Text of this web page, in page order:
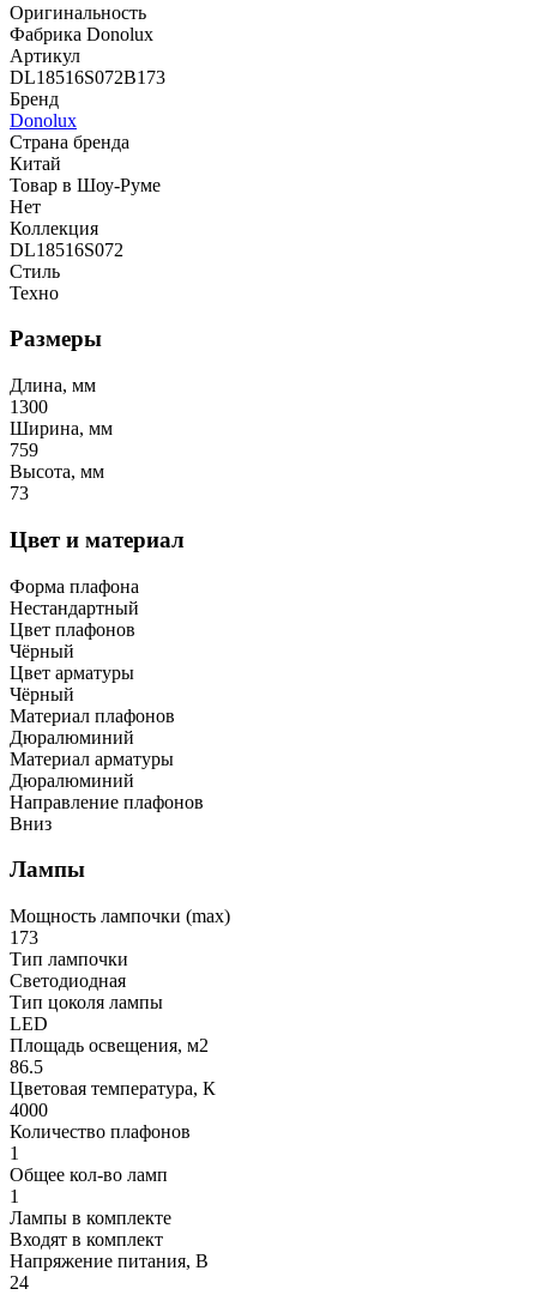
Оригинальность
Фабрика Donolux
Артикул
DL18516S072B173
Бренд
Donolux
Страна бренда
Китай
Товар в Шоу-Руме
Нет
Коллекция
DL18516S072
Стиль
Техно
Размеры
Длина, мм
1300
Ширина, мм
759
Высота, мм
73
Цвет и материал
Форма плафона
Нестандартный
Цвет плафонов
Чёрный
Цвет арматуры
Чёрный
Материал плафонов
Дюралюминий
Материал арматуры
Дюралюминий
Направление плафонов
Вниз
Лампы
Мощность лампочки (max)
173
Тип лампочки
Светодиодная
Тип цоколя лампы
LED
Площадь освещения, м2
86.5
Цветовая температура, К
4000
Количество плафонов
1
Общее кол-во ламп
1
Лампы в комплекте
Входят в комплект
Напряжение питания, В
24